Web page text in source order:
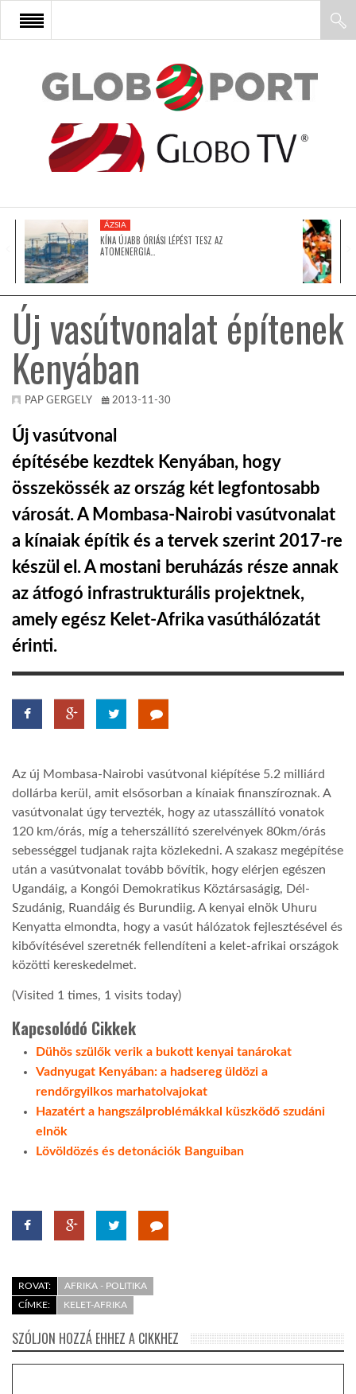
FŐOLDAL
AFRIKA
ÁZSIA
LATIN-AMERIKA
KÖZEL-KELET
AUSZTRÁLIA
A VILÁG ITTHON
MÉDIA
GLOBOTV BP
GLOBOTV
AFRIKA TUDÁSTÁR
LINKTR.EE
GLOBOZSARU
DOBRAVERO.HU
GLOBOBOOK
ÁZSIA
KÍNA ÚJABB ÓRIÁSI LÉPÉST TESZ AZ
ATOMENERGIA…
Új vasútvonalat építenek
Kenyában
PAP GERGELY 2013-11-30
Új vasútvonal
építésébe kezdtek Kenyában, hogy
összekössék az ország két legfontosabb
városát. A Mombasa-Nairobi vasútvonalat
a kínaiak építik és a tervek szerint 2017-re
készül el. A mostani beruházás része annak
az átfogó infrastrukturális projektnek,
amely egész Kelet-Afrika vasúthálózatát
érinti.
Az új Mombasa-Nairobi vasútvonal kiépítése 5.2 milliárd
dollárba kerül, amit elsősorban a kínaiak finanszíroznak. A
vasútvonalat úgy tervezték, hogy az utasszállító vonatok
120 km/órás, míg a teherszállító szerelvények 80km/órás
sebességgel tudjanak rajta közlekedni. A szakasz megépítése
után a vasútvonalat tovább bővítik, hogy elérjen egészen
Ugandáig, a Kongói Demokratikus Köztársaságig, Dél-
Szudánig, Ruandáig és Burundiig. A kenyai elnök Uhuru
Kenyatta elmondta, hogy a vasút hálózatok fejlesztésével és
kibővítésével szeretnék fellendíteni a kelet-afrikai országok
közötti kereskedelmet.
(Visited 1 times, 1 visits today)
Kapcsolódó Cikkek
Dühös szülők verik a bukott kenyai tanárokat
Vadnyugat Kenyában: a hadsereg üldözi a
rendőrgyilkos marhatolvajokat
Hazatért a hangszálproblémákkal küszködő szudáni
elnök
Lövöldözés és detonációk Banguiban
ROVAT:
AFRIKA - POLITIKA
CÍMKE:
KELET-AFRIKA
SZÓLJON HOZZÁ EHHEZ A CIKKHEZ